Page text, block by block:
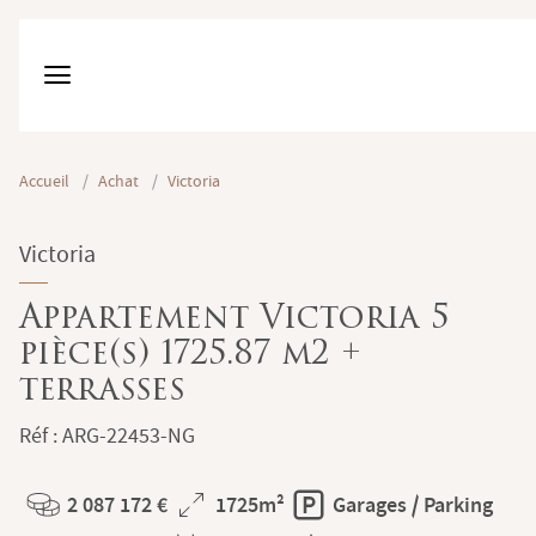
Accueil / Achat / Victoria
Victoria
Appartement Victoria 5
pièce(s) 1725.87 m2 +
terrasses
Réf : ARG-22453-NG
Prix
2 087 172 €
Superficie
1725m²
Garages / Parking